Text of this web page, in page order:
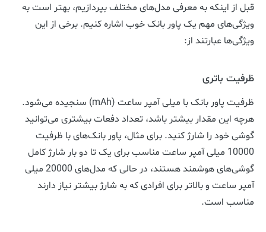
قبل از اینکه به معرفی مدل‌های مختلف بپردازیم، بهتر است به
ویژگی‌های مهم یک پاور بانک خوب اشاره کنیم. برخی از این
ویژگی‌ها عبارتند از:
ظرفیت باتری
ظرفیت پاور بانک با میلی آمپر ساعت (mAh) سنجیده می‌شود.
هرچه این مقدار بیشتر باشد، تعداد دفعات بیشتری می‌توانید
گوشی خود را شارژ کنید. برای مثال، پاور بانک‌های با ظرفیت
10000 میلی آمپر ساعت مناسب برای یک تا دو بار شارژ کامل
گوشی‌های هوشمند هستند، در حالی که مدل‌های 20000 میلی
آمپر ساعت و بالاتر برای افرادی که به شارژ بیشتر نیاز دارند
مناسب است.